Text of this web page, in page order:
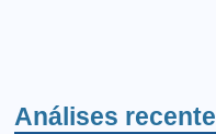
Análises